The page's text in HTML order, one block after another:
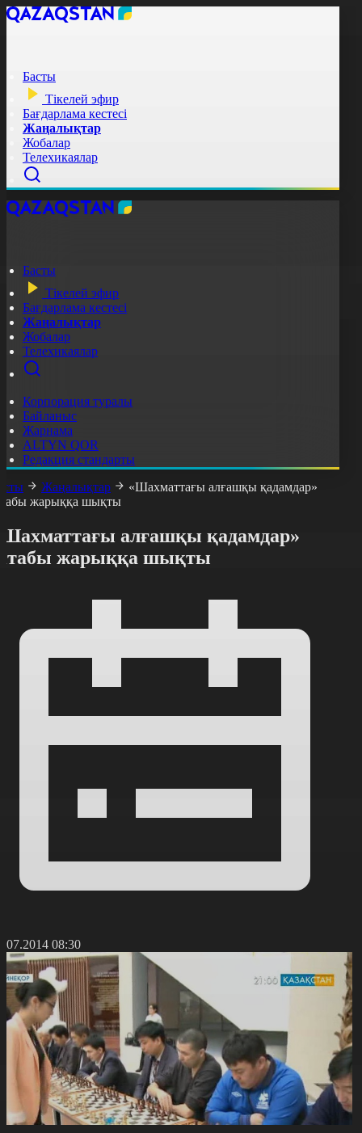
Басты
Тікелей эфир
Бағдарлама кестесі
Жаңалықтар
Жобалар
Телехикаялар
Басты
Тікелей эфир
Бағдарлама кестесі
Жаңалықтар
Жобалар
Телехикаялар
Корпорация туралы
Байланыс
Жарнама
ALTYN QOR
Редакция стандарты
Жаңалықтар
«Шахматтағы алғашқы қадамдар»
жарыққа шықты
алғашқы қадамдар»
жарыққа шықты
08:30